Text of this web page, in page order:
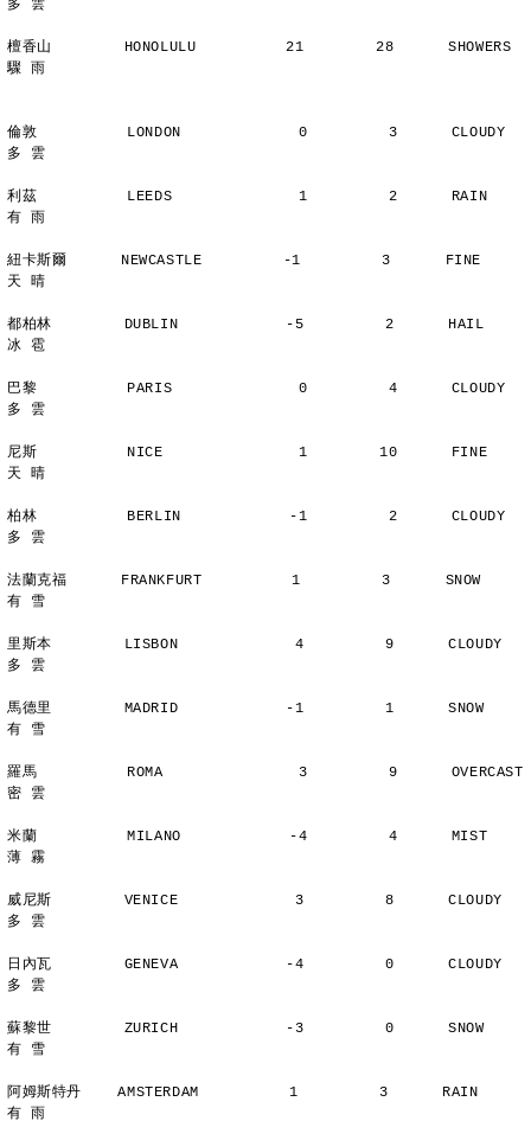
多 雲
檀香山        HONOLULU          21        28      SHOWERS
驟 雨
倫敦          LONDON             0         3      CLOUDY
多 雲
利茲          LEEDS              1         2      RAIN
有 雨
紐卡斯爾      NEWCASTLE         -1         3      FINE
天 晴
都柏林        DUBLIN            -5         2      HAIL
冰 雹
巴黎          PARIS              0         4      CLOUDY
多 雲
尼斯          NICE               1        10      FINE
天 晴
柏林          BERLIN            -1         2      CLOUDY
多 雲
法蘭克福      FRANKFURT          1         3      SNOW
有 雪
里斯本        LISBON             4         9      CLOUDY
多 雲
馬德里        MADRID            -1         1      SNOW
有 雪
羅馬          ROMA               3         9      OVERCAST
密 雲
米蘭          MILANO            -4         4      MIST
薄 霧
威尼斯        VENICE             3         8      CLOUDY
多 雲
日內瓦        GENEVA            -4         0      CLOUDY
多 雲
蘇黎世        ZURICH            -3         0      SNOW
有 雪
阿姆斯特丹    AMSTERDAM          1         3      RAIN
有 雨